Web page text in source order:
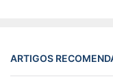
ARTIGOS